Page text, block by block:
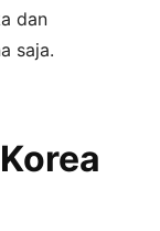
dan
saja.